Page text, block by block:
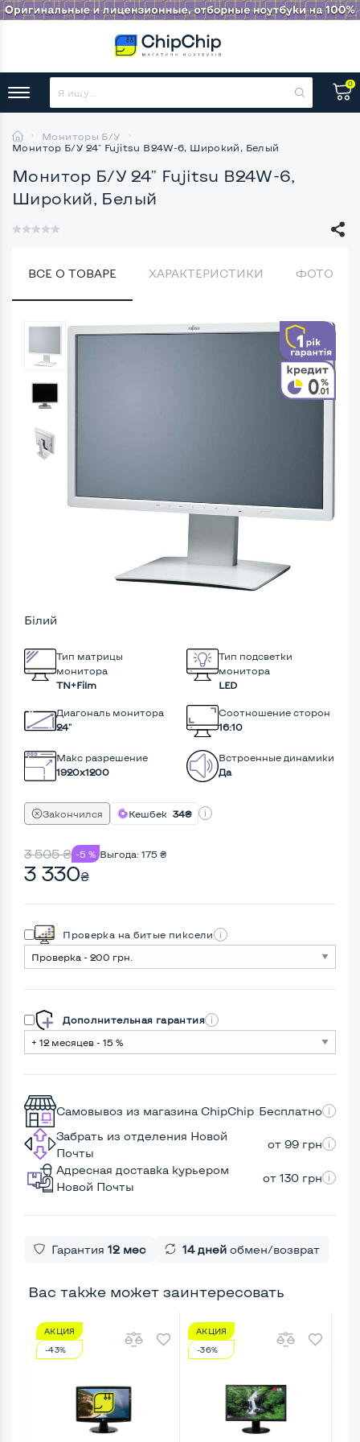
0
Мониторы Б/У
Монитор Б/У 24" Fujitsu B24W-6, Широкий, Белый
Монитор Б/У 24" Fujitsu B24W-6,
Широкий, Белый
ВСЕ О ТОВАРЕ ХАРАКТЕРИСТИКИ ФОТО
Білий
Тип матрицы
монитора
TN+Film
Тип подсветки
монитора
LED
Диагональ монитора
24"
Соотношение сторон
16:10
Макс разрешение
1920x1200
Встроенные динамики
Да
Закончился Кешбек 34₴
3 505₴ -5 % Выгода: 175 ₴
3 330₴
Проверка на битые пиксели
Дополнительная гарантия
Самовывоз из магазина ChipChip Бесплатно
Забрать из отделения Новой
Почты
от 99 грн
Адресная доставка курьером
Новой Почты
от 130 грн
Гарантия 12 мес 14 дней обмен/возврат
Вас также может заинтересовать
АКЦИЯ
-43%
АКЦИЯ
-36%